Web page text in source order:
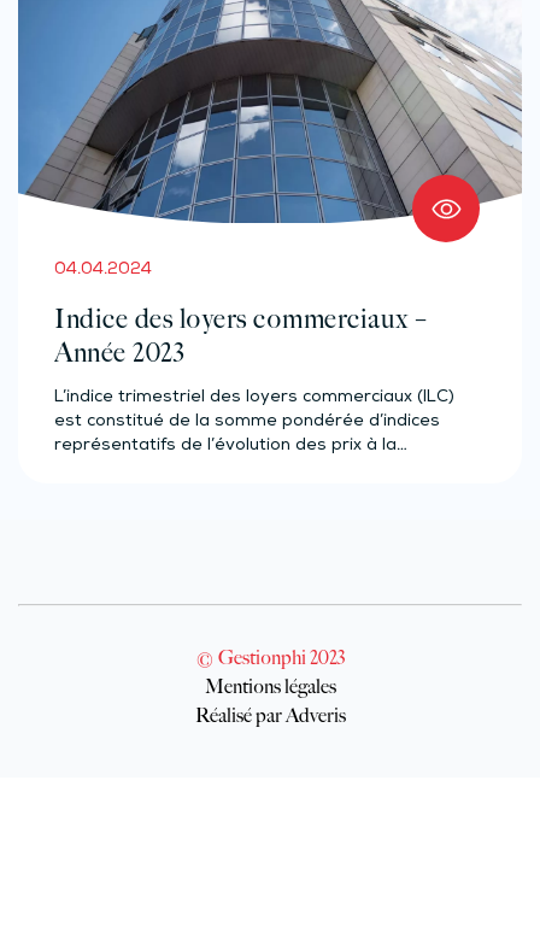
04.04.2024
Indice des loyers commerciaux –
Année 2023
L’indice trimestriel des loyers commerciaux (ILC)
est constitué de la somme pondérée d’indices
représentatifs de l’évolution des prix à la…
© Gestionphi 2023
Mentions légales
Réalisé par Adveris